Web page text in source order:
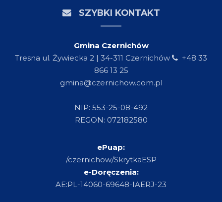
SZYBKI KONTAKT
Gmina Czernichów
Tresna ul. Żywiecka 2 | 34-311 Czernichów
+48 33
866 13 25
gmina@czernichow.com.pl
NIP: 553-25-08-492
REGON: 072182580
ePuap:
/czernichow/SkrytkaESP
e-Doręczenia:
AE:PL-14060-69648-IAERJ-23